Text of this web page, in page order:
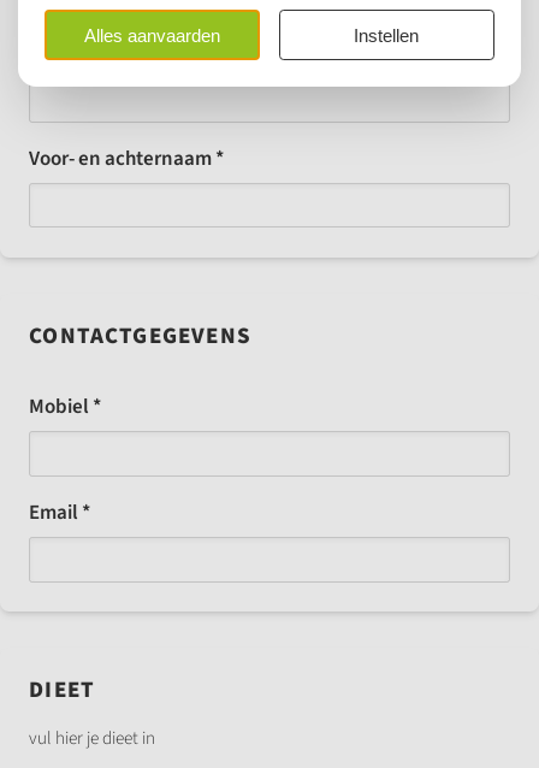
Bedrijfsnaam *
Voor- en achternaam *
CONTACTGEGEVENS
Mobiel *
Email *
DIEET
vul hier je dieet in